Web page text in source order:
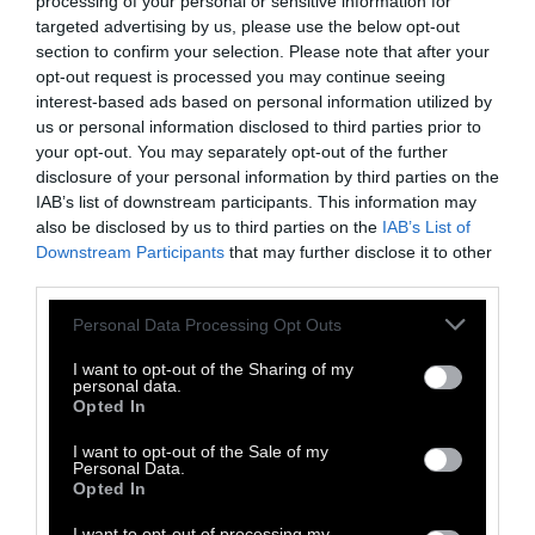
targeted advertising by us, please use the below opt-out
section to confirm your selection. Please note that after your
opt-out request is processed you may continue seeing
interest-based ads based on personal information utilized by
us or personal information disclosed to third parties prior to
your opt-out. You may separately opt-out of the further
disclosure of your personal information by third parties on the
IAB’s list of downstream participants. This information may
also be disclosed by us to third parties on the IAB’s List of
Downstream Participants that may further disclose it to other
Personal Data Processing Opt Outs
I want to opt-out of the Sharing of my
personal data.
Opted In
I want to opt-out of the Sale of my
Personal Data.
Opted In
ασφαλής χώρα για όλες τις γυναίκες».
Το νομοσχέδιο βρίσκεται υπό επεξεργασία
εδώ και περισσότερα από δύο χρόνια και
εγκρίθηκε με 201 ψήφους υπέρ, έναντι 140
κατά και τρεις αποχές. Πρέπει τώρα να
υιοθετηθεί και από την άνω βουλή προτού
τεθεί σε ισχύ.
Η αντιμετώπιση της έμφυλης βίας ήταν ψηλά
στις προτεραιότητες της κυβέρνησης του
πρωθυπουργού Πέδρο Σάντεθ μετά την
πέντε άνδρες που αυτοαποκαλούνταν με
αυτό τον τρόπο καταδικάστηκαν μόνο για το